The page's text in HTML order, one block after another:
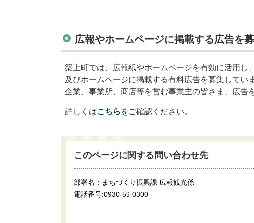
広報やホームページに掲載する広告を募
築上町では、広報紙やホームページを有効に活用し
及びホームページに掲載する有料広告を募集していま
企業、事業所、商店等を営む事業主の皆さま、広告
詳しくはこちら をご確認ください。
このページに関する問い合わせ先
部署名：まちづくり振興課 広報観光係
電話番号:0930-56-0300